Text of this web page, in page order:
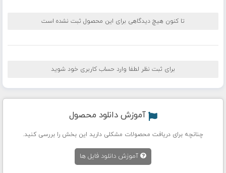
تا کنون هیچ دیدگاهی برای این محصول ثبت نشده است
برای ثبت نظر لطفا وارد حساب کاربری خود شوید
آموزش دانلود محصول
چنانچه برای دریافت محصولات مشکلی دارید این بخش را بررسی کنید.
آموزش دانلود فایل ها